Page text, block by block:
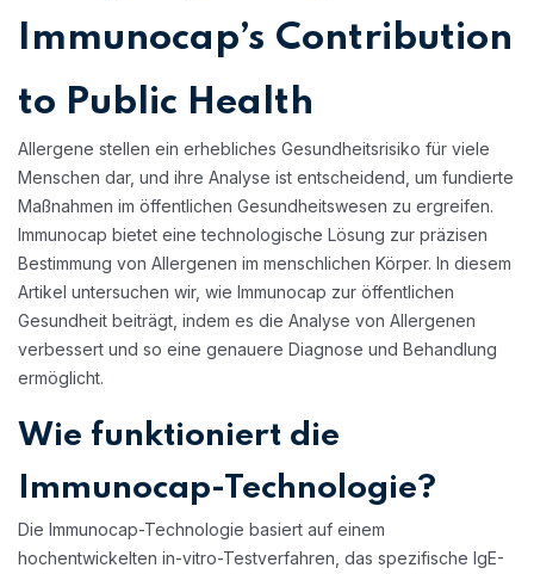
Immunocap’s Contribution
to Public Health
Allergene stellen ein erhebliches Gesundheitsrisiko für viele
Menschen dar, und ihre Analyse ist entscheidend, um fundierte
Maßnahmen im öffentlichen Gesundheitswesen zu ergreifen.
Immunocap bietet eine technologische Lösung zur präzisen
Bestimmung von Allergenen im menschlichen Körper. In diesem
Artikel untersuchen wir, wie Immunocap zur öffentlichen
Gesundheit beiträgt, indem es die Analyse von Allergenen
verbessert und so eine genauere Diagnose und Behandlung
ermöglicht.
Wie funktioniert die
Immunocap-Technologie?
Die Immunocap-Technologie basiert auf einem
hochentwickelten in-vitro-Testverfahren, das spezifische IgE-